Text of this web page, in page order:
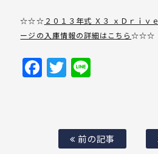
☆☆☆ ２０１３年式 Ｘ３ ｘＤｒｉｖ
ージの入庫情報の詳細はこちら☆☆☆
Facebook
Twitter
前の記事